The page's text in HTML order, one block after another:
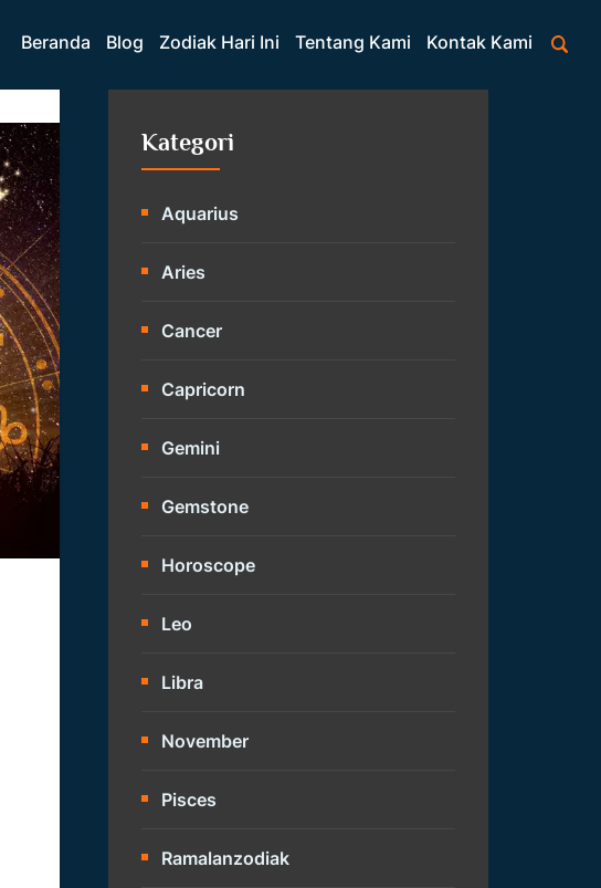
Beranda Blog Zodiak Hari Ini Tentang Kami Kontak Kami
Kategori
Aquarius
Aries
Cancer
Capricorn
Gemini
Gemstone
Horoscope
Leo
Libra
November
Pisces
Ramalanzodiak